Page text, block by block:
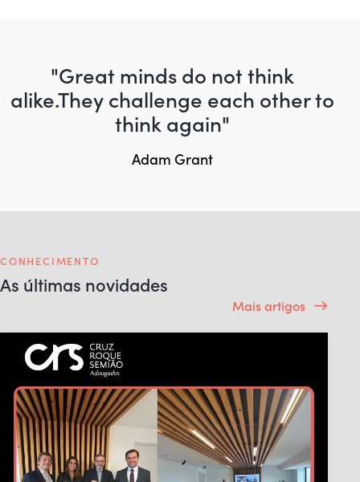
"Great minds do not think
alike.They challenge each other to
think again"
Adam Grant
CONHECIMENTO
As últimas novidades
Mais artigos